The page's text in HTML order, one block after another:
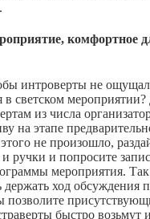
комфортное
интроверты не
в светском мероприятии?
из числа
на этапе
не произошло,
ручки и попросите
мероприятия. Так
держать ход обсуждения
позволите
быстро возьмут